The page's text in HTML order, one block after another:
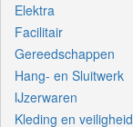
Elektra
Facilitair
Gereedschappen
Hang- en Sluitwerk
IJzerwaren
Kleding en veiligheid